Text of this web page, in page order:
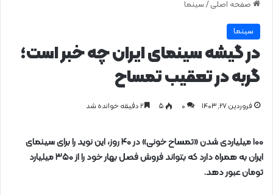
صفحه اصلی / سینما
سینما
در گیشه سینمای ایران چه خبر است؛
گربه در تعقیب تمساح
فروردین ۲۷, ۱۴۰۳ 0 ۵
۱۰۰ میلیاردی شدن «تمساح خونی» در ۴۰ روز، این نوید را برای سینمای
ایران به همراه دارد که بتواند فروش فصل بهار خود را از ۳۵۰ میلیارد
تومان عبور دهد.